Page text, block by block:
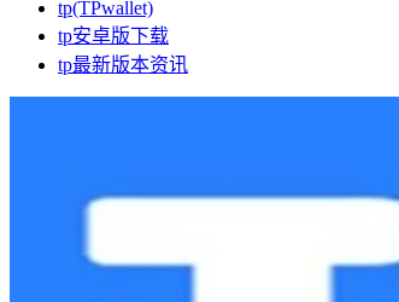
tp(TPwallet)
tp安卓版下载
tp最新版本资讯